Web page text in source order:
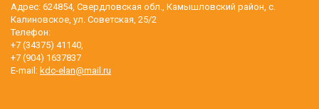
Адрес: 624854, Свердловская обл., Камышловский район, с.
Калиновское, ул. Советская, 25/2
Телефон:
+7 (34375) 41140,
+7 (904) 1637837
E-mail: kdc-elan@mail.ru